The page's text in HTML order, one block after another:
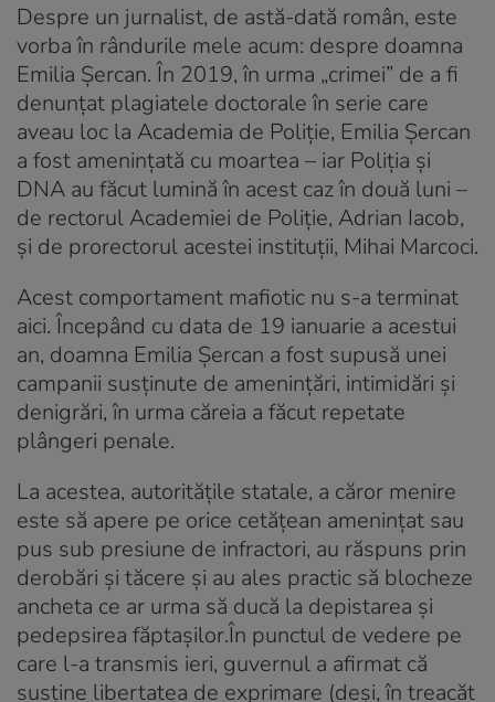
Despre un jurnalist, de astă-dată român, este
vorba în rândurile mele acum: despre doamna
Emilia Șercan. În 2019, în urma „crimei” de a fi
denunțat plagiatele doctorale în serie care
aveau loc la Academia de Poliție, Emilia Șercan
a fost amenințată cu moartea – iar Poliția și
DNA au făcut lumină în acest caz în două luni –
de rectorul Academiei de Poliție, Adrian Iacob,
și de prorectorul acestei instituții, Mihai Marcoci.
Acest comportament mafiotic nu s-a terminat
aici. Începând cu data de 19 ianuarie a acestui
an, doamna Emilia Șercan a fost supusă unei
campanii susținute de amenințări, intimidări și
denigrări, în urma căreia a făcut repetate
plângeri penale.
La acestea, autoritățile statale, a căror menire
este să apere pe orice cetățean amenințat sau
pus sub presiune de infractori, au răspuns prin
derobări și tăcere și au ales practic să blocheze
ancheta ce ar urma să ducă la depistarea și
pedepsirea făptașilor.În punctul de vedere pe
care l-a transmis ieri, guvernul a afirmat că
susține libertatea de exprimare (deși, în treacăt